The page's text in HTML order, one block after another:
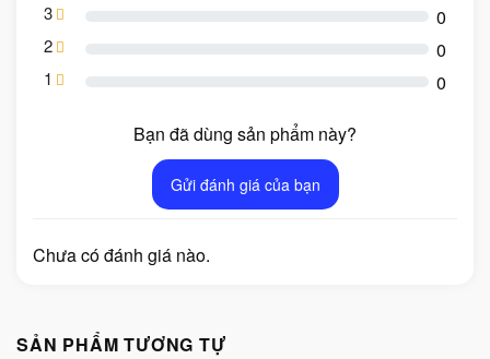
3 0
2 0
1 0
Bạn đã dùng sản phẩm này?
Gửi đánh giá của bạn
Chưa có đánh giá nào.
SẢN PHẨM TƯƠNG TỰ